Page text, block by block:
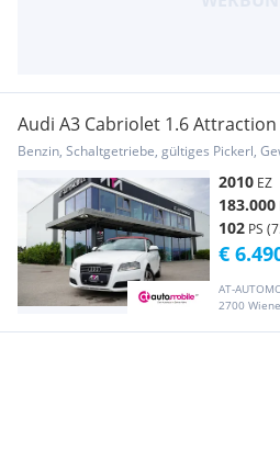
Audi A3 Cabriolet 1.6 Attraction
Benzin, Schaltgetriebe, gültiges Pickerl,
2010 EZ
183.000
102 PS
AT-
2700
€